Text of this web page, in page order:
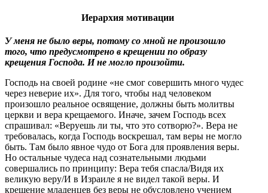
Иерархия мотивации
У меня не было веры, потому со мной не произошло
того, что предусмотрено в крещении по образу
крещения Господа. И не могло произойти.
Господь на своей родине «не смог совершить много чудес
через неверие их». Для того, чтобы над человеком
произошло реальное освящение, должны быть молитвы
церкви и вера крещаемого. Иначе, зачем Господь всех
спрашивал: «Веруешь ли ты, что это сотворю?». Вера не
требовалась, когда Господь воскрешал, там веры не могло
быть. Там было явное чудо от Бога для проявления веры.
Но остальные чудеса над сознательными людьми
совершались по принципу: Вера тебя спасла/Видя их
великую веру/И в Израиле я не видел такой веры. И
крещение младенцев без веры не обусловлено учением